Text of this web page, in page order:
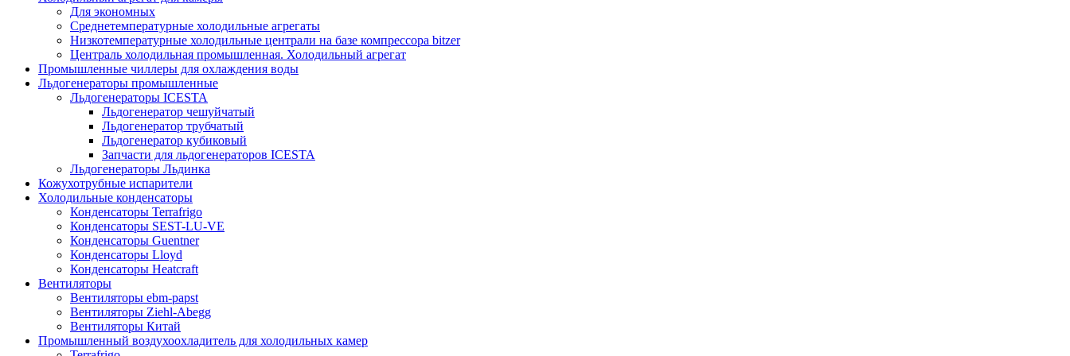
Для экономных
Среднетемпературные холодильные агрегаты
Низкотемпературные холодильные централи на базе компрессора bitzer
Централь холодильная промышленная. Холодильный агрегат
Промышленные чиллеры для охлаждения воды
Льдогенераторы промышленные
Льдогенераторы ICESTA
Льдогенератор чешуйчатый
Льдогенератор трубчатый
Льдогенератор кубиковый
Запчасти для льдогенераторов ICESTA
Льдогенераторы Льдинка
Кожухотрубные испарители
Холодильные конденсаторы
Конденсаторы Terrafrigo
Конденсаторы SEST-LU-VE
Конденсаторы Guentner
Конденсаторы Lloyd
Конденсаторы Heatcraft
Вентиляторы
Вентиляторы ebm-papst
Вентиляторы Ziehl-Abegg
Вентиляторы Китай
Промышленный воздухоохладитель для холодильных камер